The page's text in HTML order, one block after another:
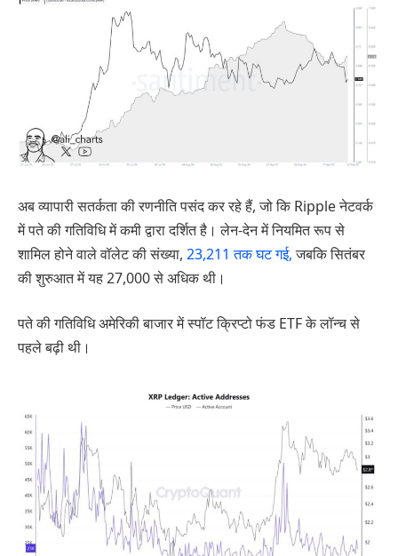
अब व्यापारी सतर्कता की रणनीति पसंद कर रहे हैं, जो कि Ripple नेटवर्क
में पते की गतिविधि में कमी द्वारा दर्शित है। लेन-देन में नियमित रूप से
शामिल होने वाले वॉलेट की संख्या, 23,211 तक घट गई,जबकि सितंबर
की शुरुआत में यह 27,000 से अधिक थी।
पते की गतिविधि अमेरिकी बाजार में स्पॉट क्रिप्टो फंड ETF के लॉन्च से
पहले बढ़ी थी।